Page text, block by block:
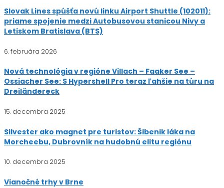
Slovak Lines spúšťa novú linku Airport Shuttle (102011):
priame spojenie medzi Autobusovou stanicou Nivy a
Letiskom Bratislava (BTS)
6. februára 2026
Nová technológia v regióne Villach – Faaker See –
Ossiacher See: S Hypershell Pro teraz ľahšie na túru na
Dreiländereck
15. decembra 2025
Silvester ako magnet pre turistov: Šibenik láka na
Morcheebu, Dubrovník na hudobnú elitu regiónu
10. decembra 2025
Vianočné trhy v Brne